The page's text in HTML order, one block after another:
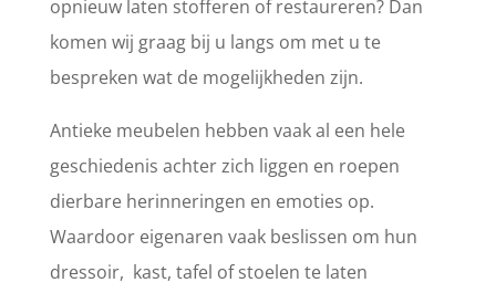
opnieuw laten stofferen of restaureren? Dan
komen wij graag bij u langs om met u te
bespreken wat de mogelijkheden zijn.
Antieke meubelen hebben vaak al een hele
geschiedenis achter zich liggen en roepen
dierbare herinneringen en emoties op.
Waardoor eigenaren vaak beslissen om hun
dressoir, kast, tafel of stoelen te laten